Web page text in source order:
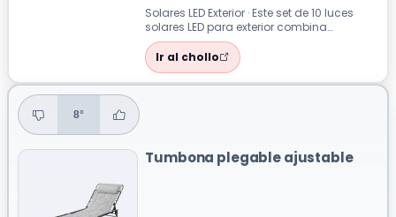
Solares LED Exterior · Este set de 10 luces
solares LED para exterior combina
funcionalidad y diseño moderno.
Fabrica...
Ir al chollo
8°
Tumbona plegable ajustable